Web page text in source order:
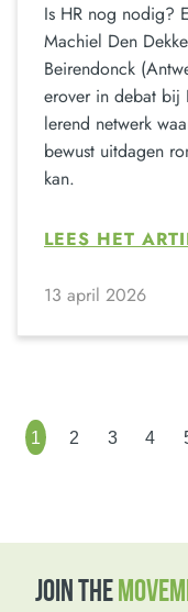
Is HR nog nodig?
Machiel Den
Beirendonck
erover in debat bij
lerend netwerk
bewust uitdagen
kan.
LEES HET
13 april 2026
1 2 3 4
JOIN THE